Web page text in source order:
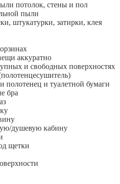
потолок, стены и пол
пыли
штукатурки, затирки, клея
аккуратно
и свободных поверхностях
полотенец и туалетной бумаги
бра
душевую кабину
щетки